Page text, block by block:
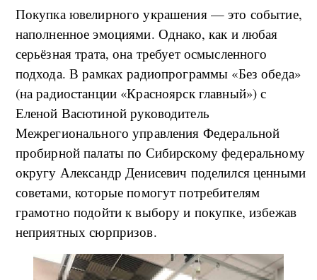
Покупка ювелирного украшения — это событие,
наполненное эмоциями. Однако, как и любая
серьёзная трата, она требует осмысленного
подхода. В рамках радиопрограммы «Без обеда»
(на радиостанции «Красноярск главный») с
Еленой Васютиной руководитель
Межрегионального управления Федеральной
пробирной палаты по Сибирскому федеральному
округу Александр Денисевич поделился ценными
советами, которые помогут потребителям
грамотно подойти к выбору и покупке, избежав
неприятных сюрпризов.